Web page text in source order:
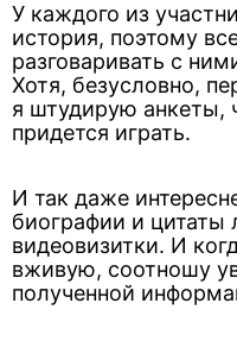
У каждого из
история, поэтому
разговаривать с
Хотя, безусловно,
я штудирую анкеты,
придется играть.
И так даже
биографии и
видеовизитки. И
вживую, соотношу
полученной